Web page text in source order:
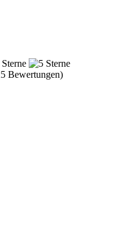
Bewertungen)